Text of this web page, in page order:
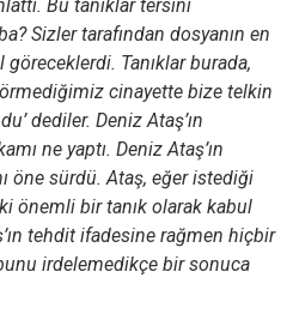
Bu tanıklar tersini
Sizler tarafından dosyanın en
Tanıklar burada,
cinayette bize telkin
dediler. Deniz Ataş’ın
ne yaptı. Deniz Ataş’ın
öne sürdü. Ataş, eğer istediği
önemli bir tanık olarak kabul
tehdit ifadesine rağmen hiçbir
irdelemedikçe bir sonuca